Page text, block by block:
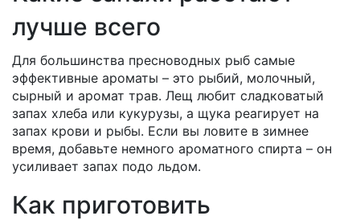
лучше всего
Для большинства пресноводных рыб самые
эффективные ароматы – это рыбий, молочный,
сырный и аромат трав. Лещ любит сладковатый
запах хлеба или кукурузы, а щука реагирует на
запах крови и рыбы. Если вы ловите в зимнее
время, добавьте немного ароматного спирта – он
усиливает запах подо льдом.
Как приготовить